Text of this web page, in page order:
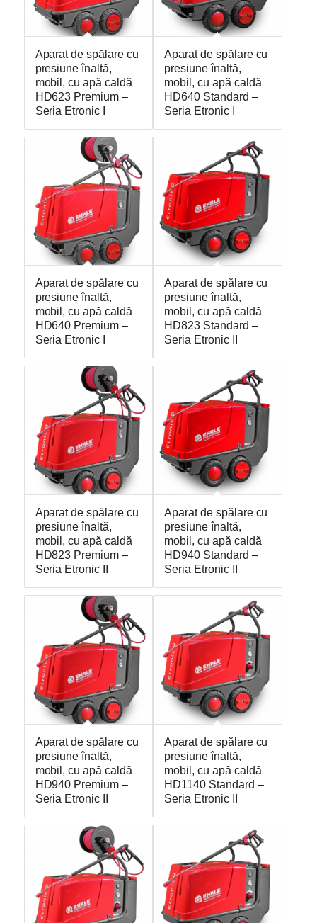
Aparat de spălare cu
presiune înaltă,
mobil, cu apă caldă
HD623 Premium –
Seria Etronic I
Aparat de spălare cu
presiune înaltă,
mobil, cu apă caldă
HD640 Standard –
Seria Etronic I
Aparat de spălare cu
presiune înaltă,
mobil, cu apă caldă
HD640 Premium –
Seria Etronic I
Aparat de spălare cu
presiune înaltă,
mobil, cu apă caldă
HD823 Standard –
Seria Etronic II
Aparat de spălare cu
presiune înaltă,
mobil, cu apă caldă
HD823 Premium –
Seria Etronic II
Aparat de spălare cu
presiune înaltă,
mobil, cu apă caldă
HD940 Standard –
Seria Etronic II
Aparat de spălare cu
presiune înaltă,
mobil, cu apă caldă
HD940 Premium –
Seria Etronic II
Aparat de spălare cu
presiune înaltă,
mobil, cu apă caldă
HD1140 Standard –
Seria Etronic II